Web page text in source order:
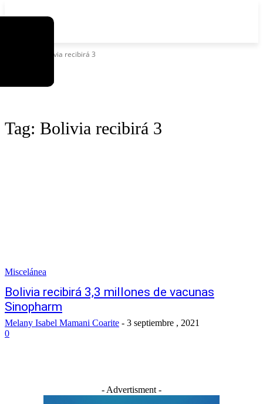
Bolivia recibirá 3
Tag: Bolivia recibirá 3
Miscelánea
Bolivia recibirá 3,3 millones de vacunas
Sinopharm
Melany Isabel Mamani Coarite - 3 septiembre , 2021
0
- Advertisment -